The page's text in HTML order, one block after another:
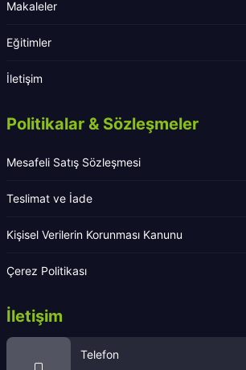
Makaleler
Eğitimler
İletişim
Politikalar & Sözleşmeler
Mesafeli Satış Sözleşmesi
Teslimat ve İade
Kişisel Verilerin Korunması Kanunu
Çerez Politikası
İletişim
Telefon